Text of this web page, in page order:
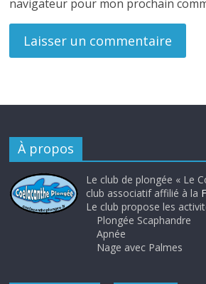
navigateur pour mon prochain
À propos
Le club de plongée « Le
club associatif affilié à la
Le club propose les
Plongée Scaphandre
Apnée
Nage avec Palmes